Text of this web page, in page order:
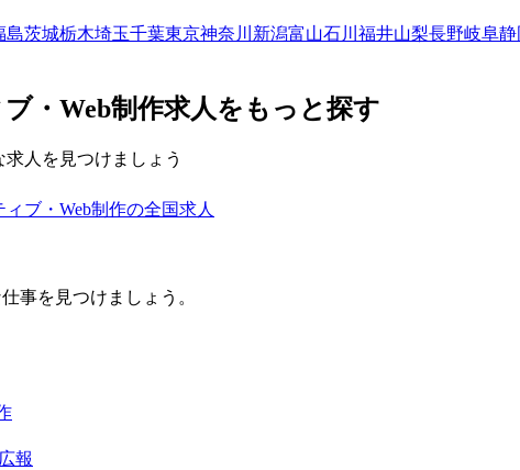
島茨城栃木埼玉千葉東京神奈川 新潟富山石川 福井山梨長野岐阜静
・Web制作求人をもっと探す
人を見つけましょう
ィブ・Web制作の全国求人
事を見つけましょう。
報